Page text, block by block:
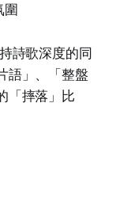
圍
詩歌深度的同
語」、「整盤
「摔落」比